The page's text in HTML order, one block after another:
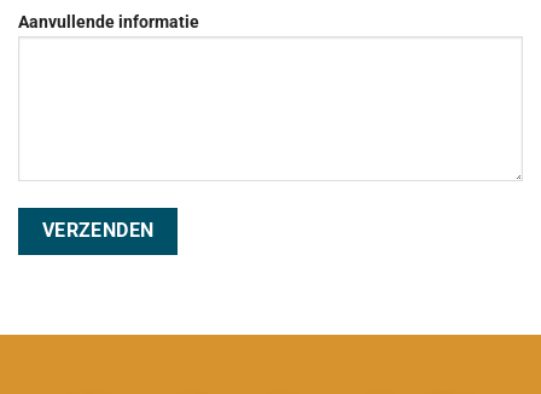
Aanvullende informatie